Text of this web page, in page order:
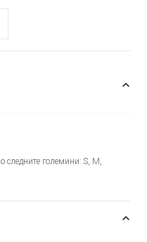
следните големини: S, M,